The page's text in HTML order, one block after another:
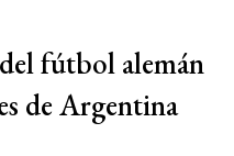
fútbol alemán
de Argentina